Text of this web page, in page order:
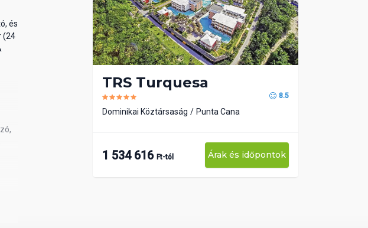
és
(24
TRS Turquesa
8.5
Dominikai Köztársaság Punta Cana
1 534 616 Ft-tól Árak és időpontok